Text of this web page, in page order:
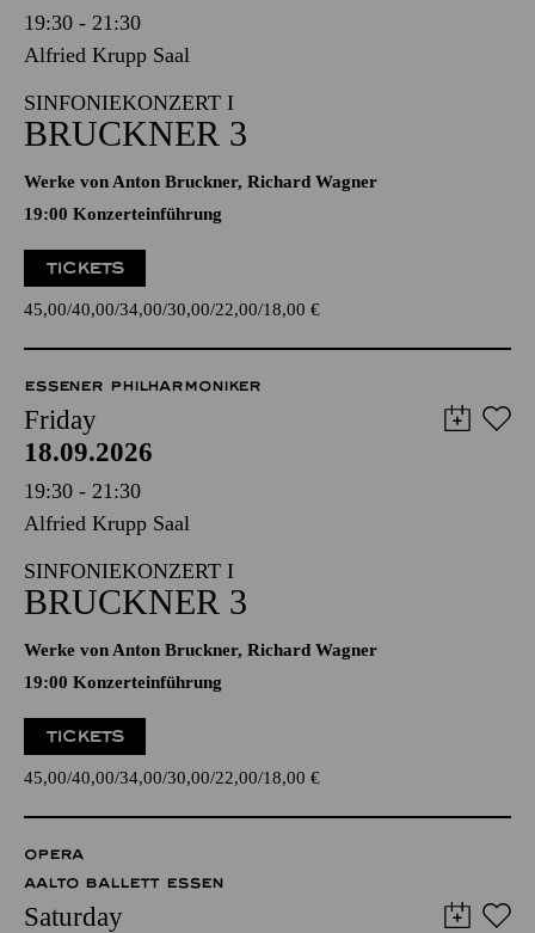
19:30 - 21:30
Alfried Krupp Saal
SINFONIEKONZERT I
BRUCKNER 3
Werke von Anton Bruckner, Richard Wagner
19:00 Konzerteinführung
TICKETS
45,00 40,00 34,00 30,00 22,00 18,00 €
ESSENER PHILHARMONIKER
Friday
18.09.2026
19:30 - 21:30
Alfried Krupp Saal
SINFONIEKONZERT I
BRUCKNER 3
Werke von Anton Bruckner, Richard Wagner
19:00 Konzerteinführung
TICKETS
45,00 40,00 34,00 30,00 22,00 18,00 €
OPERA
AALTO BALLETT ESSEN
Saturday